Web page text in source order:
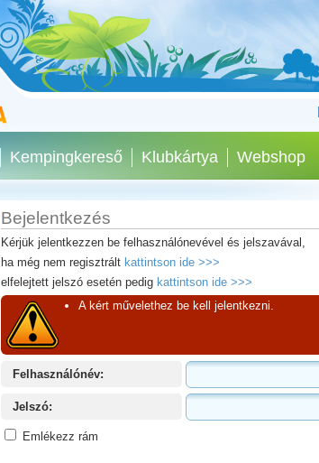
Kempingkereső Klubkártya Webshop
Bejelentkezés
Kérjük jelentkezzen be felhasználónevével és jelszavával,
ha még nem regisztrált kattintson ide >>>
elfelejtett jelszó esetén pedig kattintson ide >>>
A kért művelethez be kell jelentkezni.
Felhasználónév:
Jelszó:
Emlékezz rám